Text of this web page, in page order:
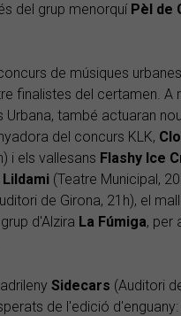
del grup menorquí Pèl de
de músiques
finalistes del certamen. A
també actuaran
del concurs KLK,
i els vallesans Flashy Ice
Lildami (Teatre Municipal,
de Girona, 21h), el
d'Alzira La Fúmiga, per
Sidecars (Auditori
de l'edició d'enguany: